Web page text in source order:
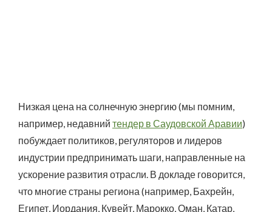
Низкая цена на солнечную энергию (мы помним,
например, недавний тендер в Саудовской Аравии)
побуждает политиков, регуляторов и лидеров
индустрии предпринимать шаги, направленные на
ускорение развития отрасли. В докладе говорится,
что многие страны региона (например, Бахрейн,
Египет, Иордания, Кувейт, Марокко, Оман, Катар,